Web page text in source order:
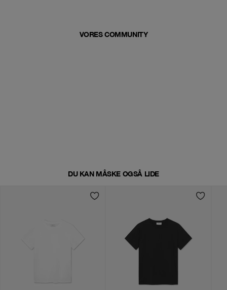
VORES COMMUNITY
DU KAN MÅSKE OGSÅ LIDE